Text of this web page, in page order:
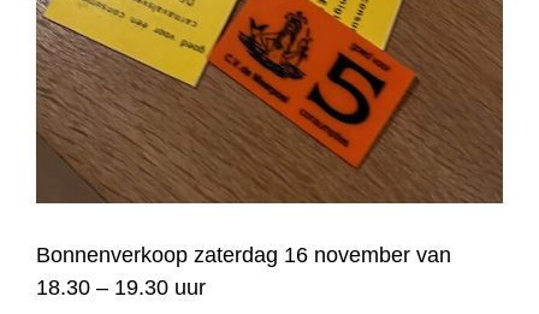
Bonnenverkoop zaterdag 16 november van
18.30 – 19.30 uur